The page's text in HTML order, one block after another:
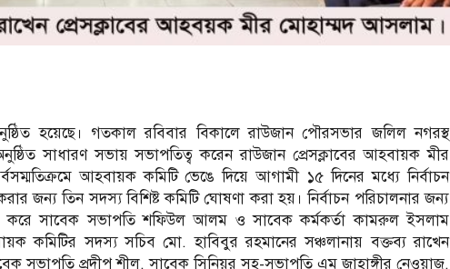
হয়েছে। গতকাল রবিবার বিকালে রাউজান পৌরসভার জলিল নগরস্থ
অনুষ্ঠিত সাধারণ সভায় সভাপতিত্ব করেন রাউজান প্রেসক্লাবের আহবায়ক মীর
আহবায়ক কমিটি ভেঙে দিয়ে আগামী ১৫ দিনের মধ্যে নির্বাচন
জন্য তিন সদস্য বিশিষ্ট কমিটি ঘোষণা করা হয়। নির্বাচন পরিচালনার জন্য
করে সাবেক সভাপতি শফিউল আলম ও সাবেক কর্মকর্তা কামরুল ইসলাম
কমিটির সদস্য সচিব মো. হাবিবুর রহমানের সঞ্চলানায় বক্তব্য রাখেন
সভাপতি প্রদীপ শীল, সাবেক সিনিয়র সহ-সভাপতি এম জাহাঙ্গীর নেওয়াজ,